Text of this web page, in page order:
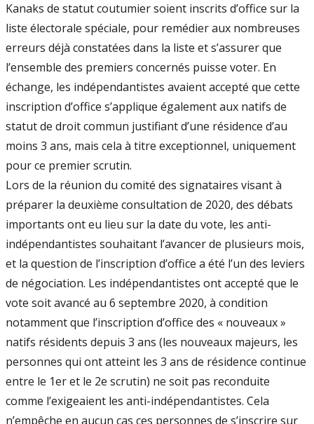
Kanaks de statut coutumier soient inscrits d’office sur la
liste électorale spéciale, pour remédier aux nombreuses
erreurs déjà constatées dans la liste et s’assurer que
l’ensemble des premiers concernés puisse voter. En
échange, les indépendantistes avaient accepté que cette
inscription d’office s’applique également aux natifs de
statut de droit commun justifiant d’une résidence d’au
moins 3 ans, mais cela à titre exceptionnel, uniquement
pour ce premier scrutin.
Lors de la réunion du comité des signataires visant à
préparer la deuxième consultation de 2020, des débats
importants ont eu lieu sur la date du vote, les anti-
indépendantistes souhaitant l’avancer de plusieurs mois,
et la question de l’inscription d’office a été l’un des leviers
de négociation. Les indépendantistes ont accepté que le
vote soit avancé au 6 septembre 2020, à condition
notamment que l’inscription d’office des « nouveaux »
natifs résidents depuis 3 ans (les nouveaux majeurs, les
personnes qui ont atteint les 3 ans de résidence continue
entre le 1er et le 2e scrutin) ne soit pas reconduite
comme l’exigeaient les anti-indépendantistes. Cela
n’empêche en aucun cas ces personnes de s’inscrire sur